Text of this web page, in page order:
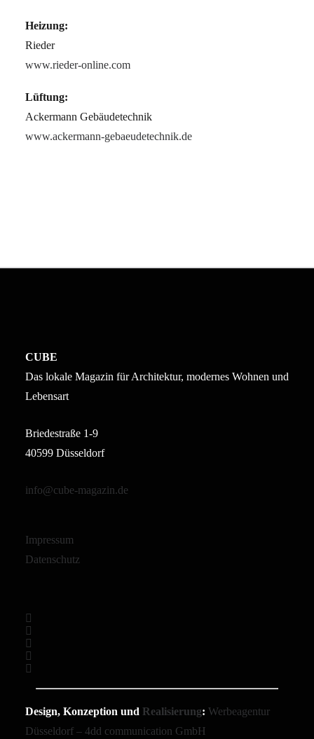
Heizung:
Rieder
www.rieder-online.com
Lüftung:
Ackermann Gebäudetechnik
www.ackermann-gebaeudetechnik.de
CUBE
Das lokale Magazin für Architektur, modernes Wohnen und
Lebensart
Briedestraße 1-9
40599 Düsseldorf
info@cube-magazin.de
Impressum
Datenschutz
Design, Konzeption und Realisierung: Werbeagentur
Düsseldorf – 4dd communication GmbH